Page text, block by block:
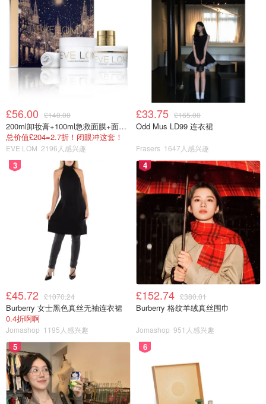
Selfridges
街旗舰店）
官网同步黑五专场，通常
0:00上线
Harrods
10:00 AM–
8:00 PM
官网黑五专区同步
官网黑五专场0:00开启
Liberty London
10:00 AM–
8:00 PM
官网黑五促销0:00上线
Marks &
Spencer
8:00 AM–
通常11月27日晚提前开放
Currys
7:00 AM–
官网 11月28日0:00上线
Argos
8:00 AM–
官网0:00或更早放价
Boots 11月27日晚会员专区抢先买
Tesco Clubcard专区提前开放
Amazon UK 无实体 11月28日0:00 Prime提前抢
IKEA UK 11月28日-12月2日黑五促销
WHSmith
9:00 AM–
文具/书籍同步打折
£56.00 £140.00
200ml卸妆膏+100ml急救面膜+面霜+洁颜布
总价值£204=2.7折！闭眼冲这套！
EVE LOM 2196人感兴趣
£33.75 £165.00
Odd Mus LD99 连衣裙
Frasers 1647人感兴趣
3
£45.72 £1070.24
Burberry 女士黑色真丝无袖连衣裙
0.4折啊啊
Jomashop 1195人感兴趣
4
£152.74 £380.01
Burberry 格纹羊绒真丝围巾
Jomashop 951人感兴趣
5 6